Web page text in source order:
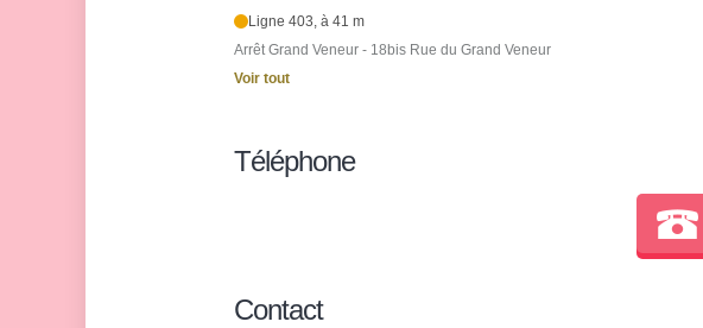
Ligne 403, à 41 m
Arrêt Grand Veneur - 18bis Rue du Grand Veneur
Voir tout
Téléphone
Contact